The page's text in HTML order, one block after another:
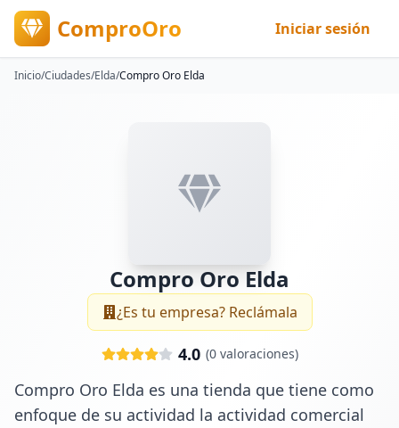
ComproOro Iniciar sesión
Inicio/Ciudades/Elda/Compro Oro Elda
Compro Oro Elda
¿Es tu empresa? Reclámala
4.0 (0valoraciones)
Compro Oro Elda es una tienda que tiene como
enfoque de su actividad la actividad comercial